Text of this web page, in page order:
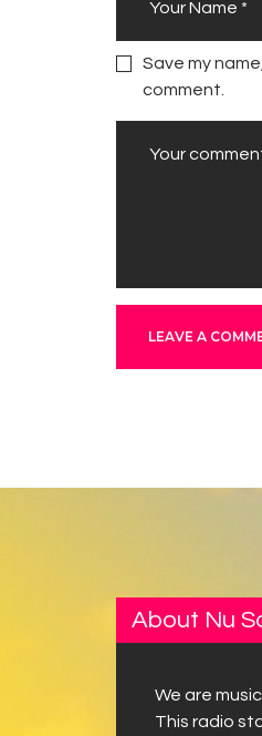
Save my
comment.
About Nu
We are
This radio